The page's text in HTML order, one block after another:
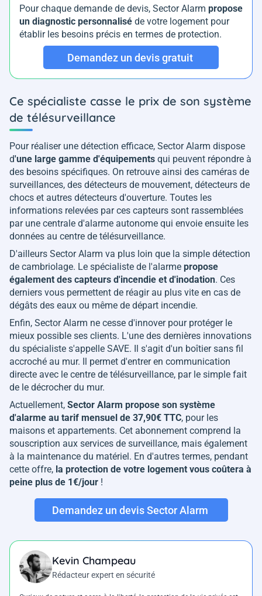
Pour chaque demande de devis, Sector Alarm propose
un diagnostic personnalisé de votre logement pour
établir les besoins précis en termes de protection.
Demandez un devis gratuit
Ce spécialiste casse le prix de son système
de télésurveillance
Pour réaliser une détection efficace, Sector Alarm dispose
d'une large gamme d'équipements qui peuvent répondre à
des besoins spécifiques. On retrouve ainsi des caméras de
surveillances, des détecteurs de mouvement, détecteurs de
chocs et autres détecteurs d'ouverture. Toutes les
informations relevées par ces capteurs sont rassemblées
par une centrale d'alarme autonome qui envoie ensuite les
données au centre de télésurveillance.
D'ailleurs Sector Alarm va plus loin que la simple détection
de cambriolage. Le spécialiste de l'alarme propose
également des capteurs d'incendie et d'inodation. Ces
derniers vous permettent de réagir au plus vite en cas de
dégâts des eaux ou même de départ incendie.
Enfin, Sector Alarm ne cesse d'innover pour protéger le
mieux possible ses clients. L'une des dernières innovations
du spécialiste s'appelle SAVE. Il s'agit d'un boîtier sans fil
accroché au mur. Il permet d'entrer en communication
directe avec le centre de télésurveillance, par le simple fait
de le décrocher du mur.
Actuellement, Sector Alarm propose son système
d'alarme au tarif mensuel de 37,90€ TTC, pour les
maisons et appartements. Cet abonnement comprend la
souscription aux services de surveillance, mais également
à la maintenance du matériel. En d'autres termes, pendant
cette offre, la protection de votre logement vous coûtera à
peine plus de 1€/jour !
Demandez un devis Sector Alarm
Kevin Champeau
Rédacteur expert en sécurité